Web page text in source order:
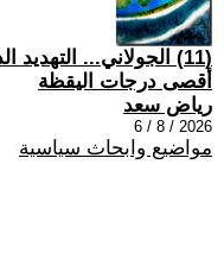
(11) الجولاني...
أقصى درجات اليقظة
رياض سعد
2026 / 8 / 6
مواضيع وابحاث سياسية